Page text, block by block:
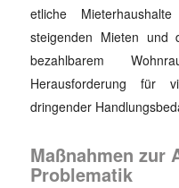
etliche
steigenden Mieten und
bezahlbarem
Herausforderung für
dringender
Maßnahmen zur
Problematik